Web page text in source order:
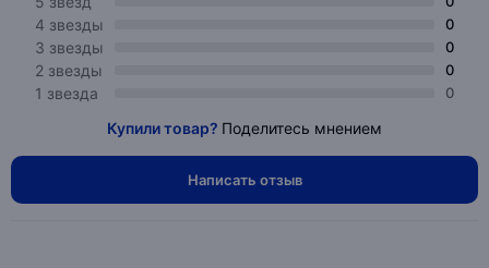
4 звезды 0
3 звезды 0
2 звезды 0
1 звезда 0
Купили товар? Поделитесь мнением
Написать отзыв